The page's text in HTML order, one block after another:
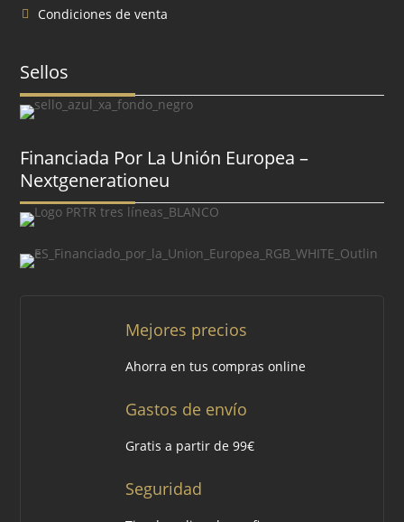
Condiciones de venta
Sellos
Financiada Por La Unión Europea –
Nextgenerationeu
Mejores precios
Ahorra en tus compras online
Gastos de envío
Gratis a partir de 99€
Seguridad